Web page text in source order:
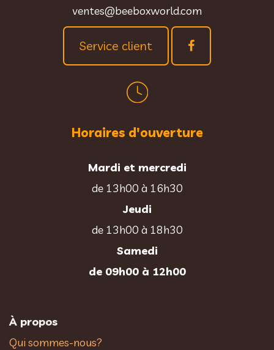
ventes@beeboxworld.com
Service client
Horaires d'ouverture
Mardi et mercredi
de 13h00 à 16h30
Jeudi
de 13h00 à 18h30
Samedi
de 09h00 à 12h00
À propos
Qui sommes-nous?